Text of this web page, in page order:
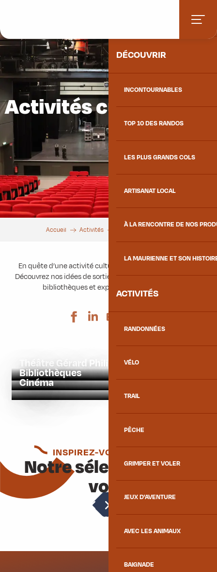
contenu
principal
DÉCOUVRIR
INCONTOURNABLES
TOP 10 DES RANDOS
LES PLUS GRANDS COLS
ARTISANAT LOCAL
À LA RENCONTRE DE NOS
LA MAURIENNE ET SON
ACTIVITÉS
RANDONNÉES
VÉLO
TRAIL
PÊCHE
GRIMPER ET VOLER
JEUX D'AVENTURE
AVEC LES ANIMAUX
BAIGNADE
Activités culturelles
Accueil Activités
En quête d’une activité culturelle à faire en Maurienne ?
Découvrez nos idées de sortie avec le théâtre, les cinémas,
bibliothèques et expositions de la vallée !
Ajouter aux
Théâtre Gérard Philipe
Bibliothèques
Cinéma
INSPIREZ-VOUS ENCORE
Notre sélection pour
vous